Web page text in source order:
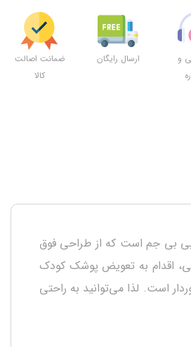
و
ارسال رایگان
ضمانت اصالت
کالا
بی بی جم است که از طراحی فوق
اقدام به تعویض پوشک کودک
است. لذا می‌توانید به راحتی